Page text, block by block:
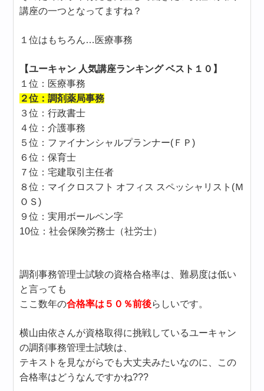
講座の一つとなってますね？
１位はもちろん…医療事務
【ユーキャン 人気講座ランキング ベスト１０】
１位：医療事務
２位：調剤薬局事務
３位：行政書士
４位：介護事務
５位：ファイナンシャルプランナー(ＦＰ)
６位：保育士
７位：宅建取引主任者
８位：マイクロスフト オフィス スペッシャリスト(Ｍ
ＯＳ)
９位：実用ボールペン字
10位：社会保険労務士（社労士）
調剤事務管理士試験の資格合格率は、難易度は低い
と言っても
ここ数年の合格率は５０％前後らしいです。
横山由依さんが資格取得に挑戦しているユーキャン
の調剤事務管理士試験は、
テキストを見ながらでも大丈夫みたいなのに、この
合格率はどうなんですかね???